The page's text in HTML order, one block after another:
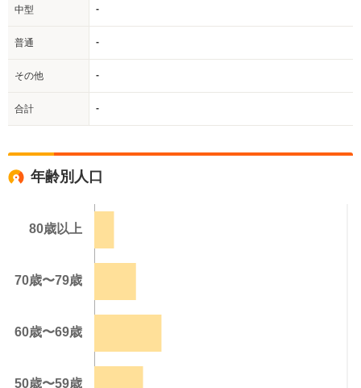
中型 -
普通 -
その他 -
合計 -
年齢別人口